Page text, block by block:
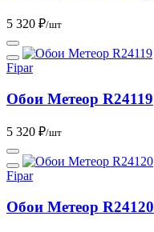
5 320 ₽/шт
Fipar
Обои Метеор R24119
5 320 ₽/шт
Fipar
Обои Метеор R24120